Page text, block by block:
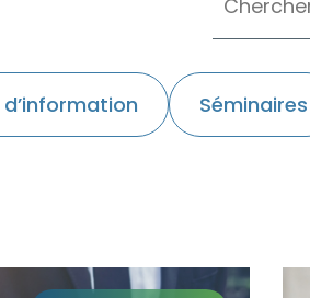
Séminaires